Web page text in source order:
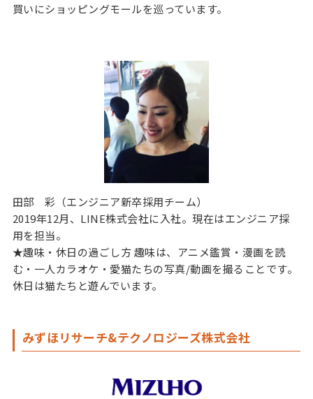
買いにショッピングモールを巡っています。
田部 彩（エンジニア新卒採用チーム）
2019年12月、LINE株式会社に入社。現在はエンジニア採
用を担当。
★趣味・休日の過ごし方 趣味は、アニメ鑑賞・漫画を読
む・一人カラオケ・愛猫たちの写真/動画を撮ることです。
休日は猫たちと遊んでいます。
みずほリサーチ&テクノロジーズ株式会社